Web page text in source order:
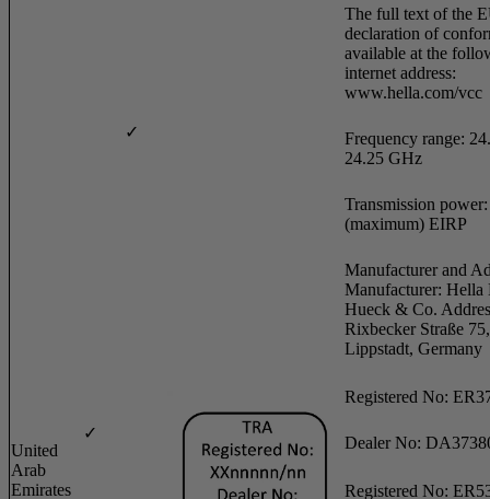
✓
The full text of the
declaration of
available at the
internet address:
www.hella.com/vcc
Frequency range:
24.25 GHz
Transmission
(maximum) EIRP
Manufacturer and
Manufacturer: Hella
Hueck & Co.
Rixbecker Straße
Lippstadt, Germany
United
Arab
Emirates
✓
Registered No:
Dealer No:
Registered No: